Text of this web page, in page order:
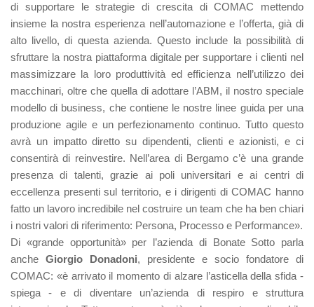
di supportare le strategie di crescita di COMAC mettendo
insieme la nostra esperienza nell’automazione e l’offerta, già di
alto livello, di questa azienda. Questo include la possibilità di
sfruttare la nostra piattaforma digitale per supportare i clienti nel
massimizzare la loro produttività ed efficienza nell’utilizzo dei
macchinari, oltre che quella di adottare l’ABM, il nostro speciale
modello di business, che contiene le nostre linee guida per una
produzione agile e un perfezionamento continuo. Tutto questo
avrà un impatto diretto su dipendenti, clienti e azionisti, e ci
consentirà di reinvestire. Nell’area di Bergamo c’è una grande
presenza di talenti, grazie ai poli universitari e ai centri di
eccellenza presenti sul territorio, e i dirigenti di COMAC hanno
fatto un lavoro incredibile nel costruire un team che ha ben chiari
i nostri valori di riferimento: Persona, Processo e Performance».
Di «grande opportunità» per l’azienda di Bonate Sotto parla
anche Giorgio Donadoni, presidente e socio fondatore di
COMAC: «è arrivato il momento di alzare l’asticella della sfida -
spiega - e di diventare un’azienda di respiro e struttura